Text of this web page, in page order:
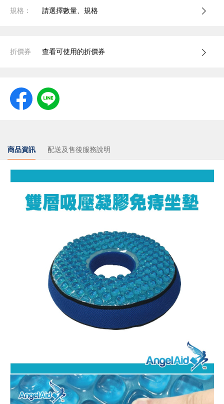
規格： 請選擇數量、規格
折價券 查看可使用的折價券
商品資訊 配送及售後服務說明